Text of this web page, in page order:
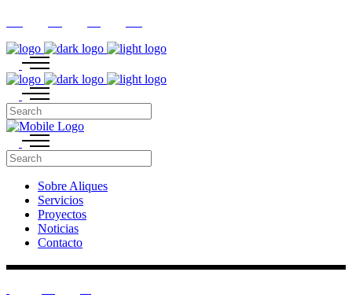
Sobre Aliques
Servicios
Proyectos
Noticias
Contacto